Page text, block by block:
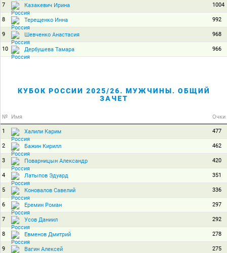
7 Казакевич Ирина 1004
8 Терещенко Инна 992
9 Шевченко Анастасия 968
10 Дербушева Тамара 966
КУБОК РОССИИ 2025/26. МУЖЧИНЫ. ОБЩИЙ
ЗАЧЕТ
№ Имя Очки
1 Халили Карим 477
2 Бажин Кирилл 462
3 Поварницын Александр 420
4 Латыпов Эдуард 351
5 Коновалов Савелий 336
6 Еремин Роман 297
7 Усов Даниил 292
8 Евменов Дмитрий 278
9 Вагин Алексей 275